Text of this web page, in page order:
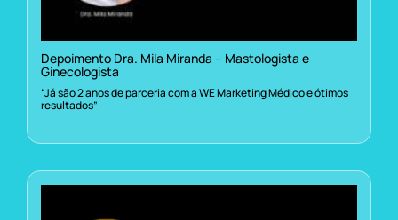
Depoimento Dra. Mila Miranda – Mastologista e
Ginecologista
“Já são 2 anos de parceria com a WE Marketing Médico e ótimos
resultados”